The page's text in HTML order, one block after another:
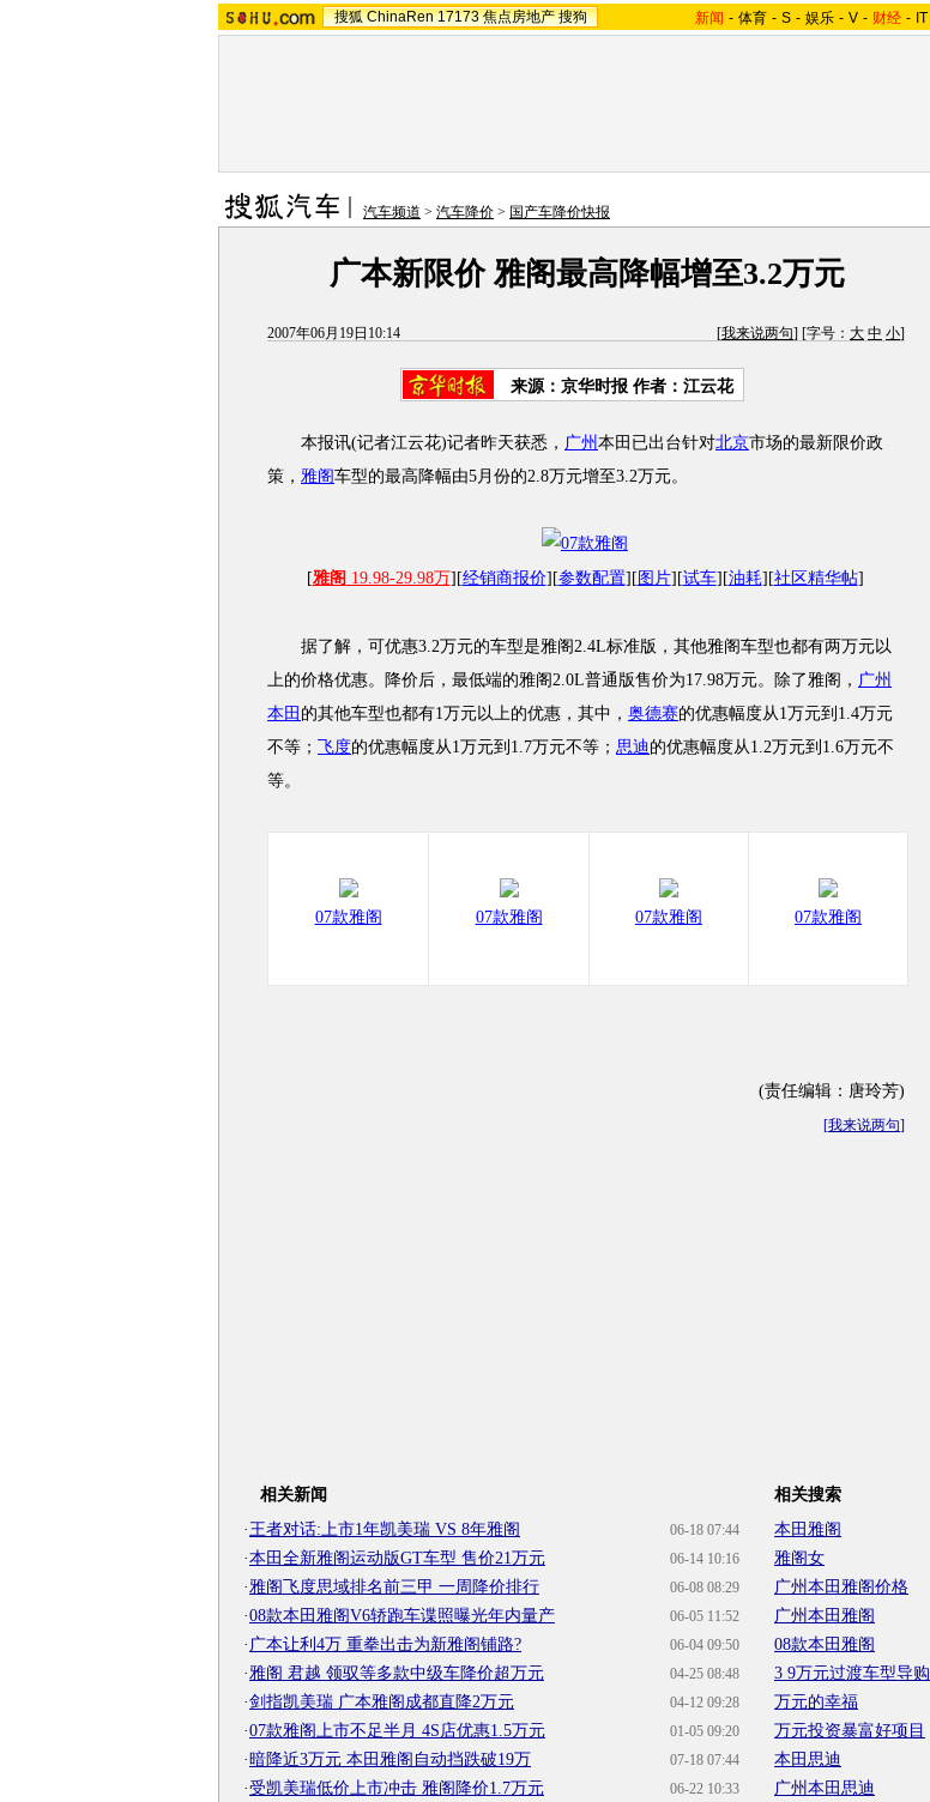
搜狐 ChinaRen 17173 焦点房地产 搜狗 新闻 - 体育 - S - 娱乐 - V - 财经 - IT
汽车频道 > 汽车降价 > 国产车降价快报
广本新限价 雅阁最高降幅增至3.2万元
2007年06月19日10:14 [我来说两句] [字号： 大 中 小]
来源：京华时报 作者：江云花
本报讯(记者江云花)记者昨天获悉， 广州 本田已出台针对北京市场的最新限价政
策， 雅阁车型的最高降幅由5月份的2.8万元增至3.2万元。
[雅阁 19.98-29.98万][经销商报价][参数配置][ 图片][试车][油耗][社区精华帖]
据了解，可优惠3.2万元的车型是雅阁2.4L标准版，其他雅阁车型也都有两万元以
上的价格优惠。降价后，最低端的雅阁2.0L普通版售价为17.98万元。除了雅阁， 广州
本田 的其他车型也都有1万元以上的优惠，其中， 奥德赛的优惠幅度从1万元到1.4万元
不等；
飞度的优惠幅度从1万元到1.7万元不等； 思迪的优惠幅度从1.2万元到1.6万元不
等。
07款雅阁 07款雅阁 07款雅阁 07款雅阁
(责任编辑：唐玲芳)
[我来说两句]
相关新闻
06-18 07:44
·王者对话:上市1年凯美瑞 VS 8年雅阁
06-14 10:16
·本田全新雅阁运动版GT车型 售价21万元
06-08 08:29
·雅阁飞度思域排名前三甲 一周降价排行
06-05 11:52
·08款本田雅阁V6轿跑车谍照曝光年内量产
06-04 09:50
· 广本让利4万 重拳出击为新雅阁铺路?
04-25 08:48
·雅阁 君越 领驭等多款中级车降价超万元
04-12 09:28
·剑指凯美瑞 广本雅阁成都直降2万元
01-05 09:20
·07款雅阁上市不足半月 4S店优惠1.5万元
07-18 07:44
·暗降近3万元 本田雅阁自动挡跌破19万
06-22 10:33
·受凯美瑞低价上市冲击 雅阁降价1.7万元
相关搜索
本田雅阁
雅阁女
广州本田雅阁价格
广州本田雅阁
08款本田雅阁
3 9万元过渡车型导购
万元的幸福
万元投资暴富好项目
本田思迪
广州本田思迪